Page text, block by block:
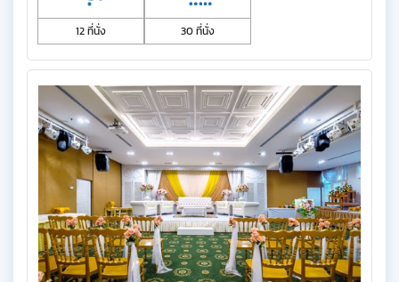
12 ที่นั่ง 30 ที่นั่ง